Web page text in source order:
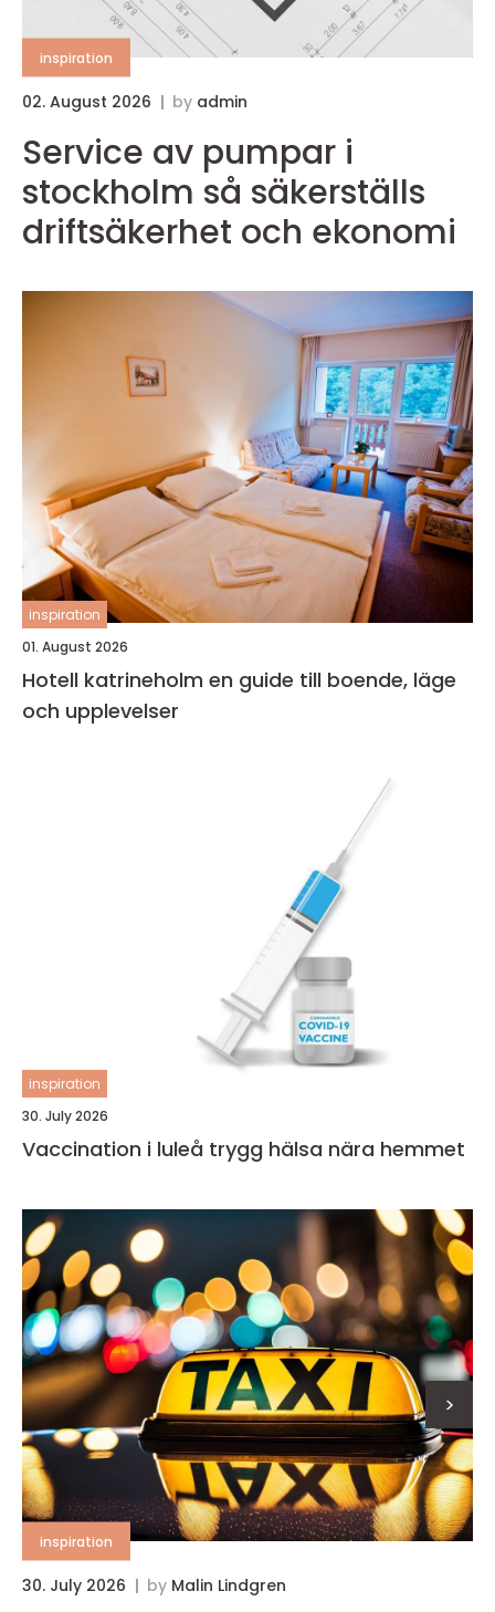
inspiration
02. August 2026 by admin
Service av pumpar i
stockholm så säkerställs
driftsäkerhet och ekonomi
inspiration
01. August 2026
Hotell katrineholm en guide till boende, läge
och upplevelser
inspiration
30. July 2026
Vaccination i luleå trygg hälsa nära hemmet
inspiration
30. July 2026 by Malin Lindgren
>